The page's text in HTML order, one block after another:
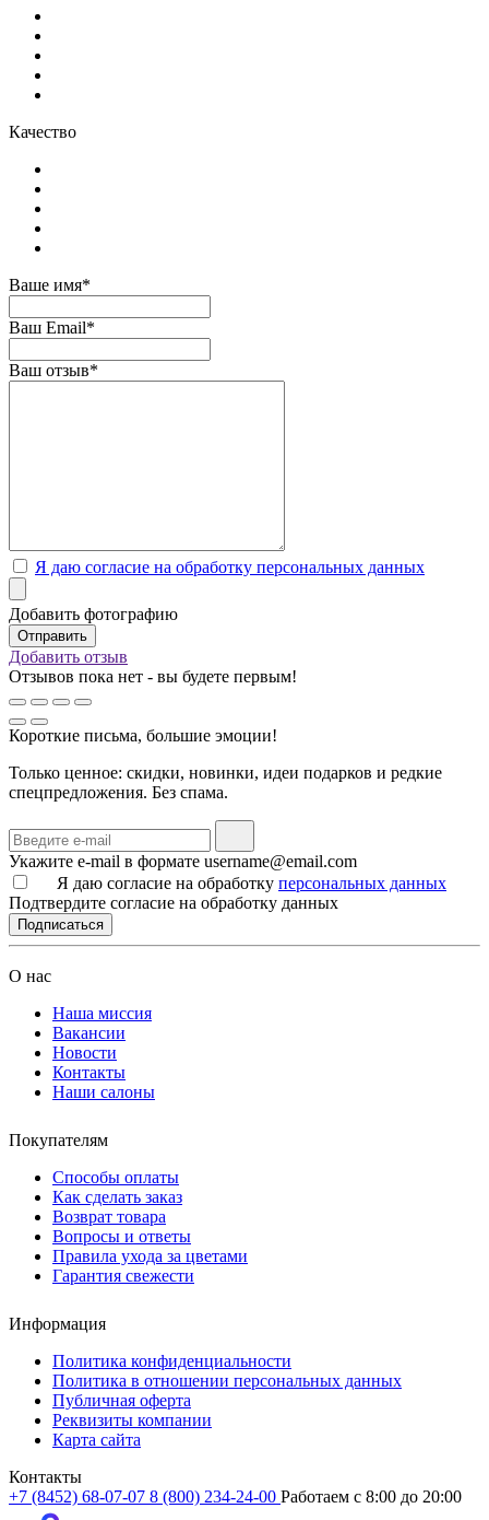
Качество
Ваше имя*
Ваш Email*
Ваш отзыв*
Я даю согласие на обработку персональных данных
Добавить фотографию
Добавить отзыв
Отзывов пока нет - вы будете первым!
Короткие письма, большие эмоции!
Только ценное: скидки, новинки, идеи подарков и редкие
спецпредложения. Без спама.
Укажите e-mail в формате username@email.com
Я даю согласие на обработку персональных данных
Подтвердите согласие на обработку данных
Подписаться
О нас
Наша миссия
Вакансии
Новости
Контакты
Наши салоны
Покупателям
Способы оплаты
Как сделать заказ
Возврат товара
Вопросы и ответы
Правила ухода за цветами
Гарантия свежести
Информация
Политика конфиденциальности
Политика в отношении персональных данных
Публичная оферта
Реквизиты компании
Карта сайта
Контакты
+7 (8452) 68-07-07 8 (800) 234-24-00 Работаем c 8:00 до 20:00